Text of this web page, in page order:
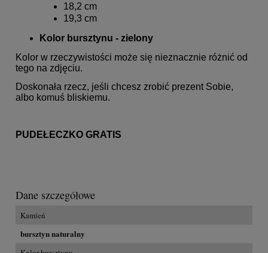
18,2 cm
19,3 cm
Kolor bursztynu - zielony
Kolor w rzeczywistości może się nieznacznie różnić od
tego na zdjęciu.
Doskonała rzecz, jeśli chcesz zrobić prezent Sobie,
albo komuś bliskiemu.
PUDEŁECZKO GRATIS
Dane szczegółowe
Kamień
bursztyn naturalny